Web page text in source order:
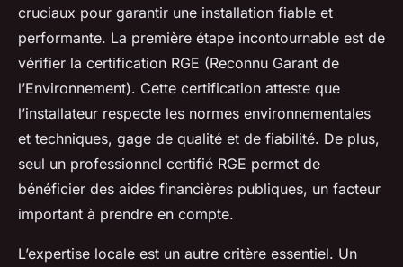
cruciaux pour garantir une installation fiable et
performante. La première étape incontournable est de
vérifier la certification RGE (Reconnu Garant de
l’Environnement). Cette certification atteste que
l’installateur respecte les normes environnementales
et techniques, gage de qualité et de fiabilité. De plus,
seul un professionnel certifié RGE permet de
bénéficier des aides financières publiques, un facteur
important à prendre en compte.
L’expertise locale est un autre critère essentiel. Un